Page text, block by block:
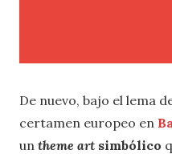
De nuevo, bajo el lema
certamen europeo en
un theme art simbólico